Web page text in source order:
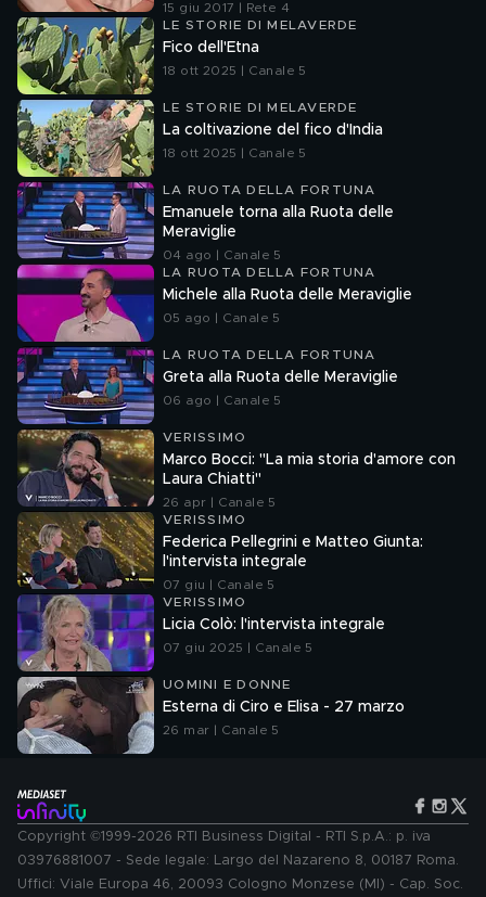
15 giu 2017 | Rete 4
LE STORIE DI MELAVERDE
Fico dell'Etna
18 ott 2025 | Canale 5
LE STORIE DI MELAVERDE
La coltivazione del fico d'India
18 ott 2025 | Canale 5
LA RUOTA DELLA FORTUNA
Emanuele torna alla Ruota delle
Meraviglie
04 ago | Canale 5
LA RUOTA DELLA FORTUNA
Michele alla Ruota delle Meraviglie
05 ago | Canale 5
LA RUOTA DELLA FORTUNA
Greta alla Ruota delle Meraviglie
06 ago | Canale 5
VERISSIMO
Marco Bocci: "La mia storia d'amore con
Laura Chiatti"
26 apr | Canale 5
VERISSIMO
Federica Pellegrini e Matteo Giunta:
l'intervista integrale
07 giu | Canale 5
VERISSIMO
Licia Colò: l'intervista integrale
07 giu 2025 | Canale 5
UOMINI E DONNE
Esterna di Ciro e Elisa - 27 marzo
26 mar | Canale 5
Copyright ©1999-2026 RTI Business Digital - RTI S.p.A.: p. iva
03976881007 - Sede legale: Largo del Nazareno 8, 00187 Roma.
Uffici: Viale Europa 46, 20093 Cologno Monzese (MI) - Cap. Soc.